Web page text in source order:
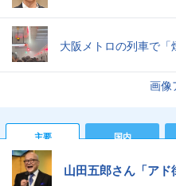
大阪メトロの列車で「
画像
主要 国内
山田五郎さん「アド